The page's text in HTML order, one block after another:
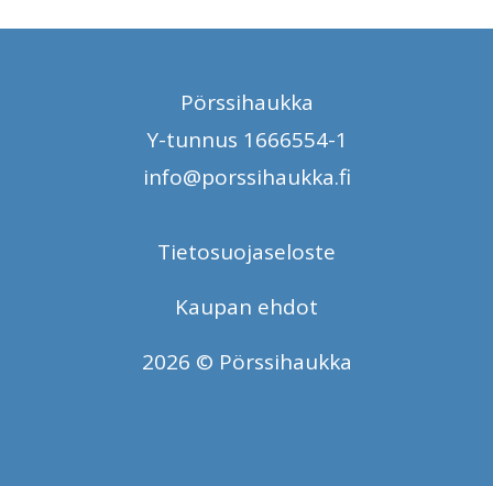
Pörssihaukka
Y-tunnus 1666554-1
info@porssihaukka.fi
Tietosuojaseloste
Kaupan ehdot
2026 © Pörssihaukka